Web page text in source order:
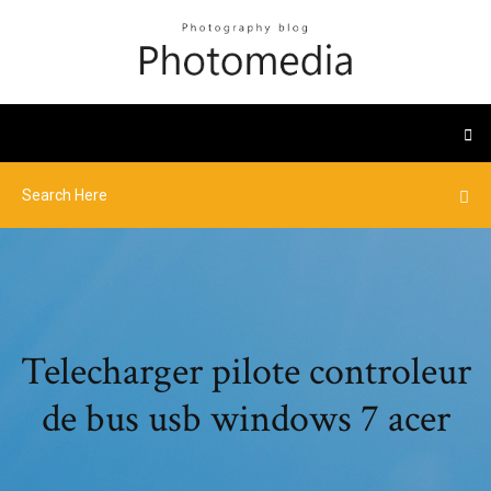
Telecharger pilote controleur
de bus usb windows 7 acer